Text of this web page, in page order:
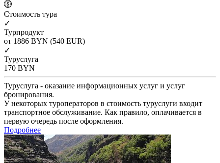
Cтоимость тура
✓
Турпродукт
от 1886 BYN (540 EUR)
✓
Туруслуга
170 BYN
Туруслуга - оказание информационных услуг и услуг
бронирования.
У некоторых туроператоров в стоимость туруслуги входит
транспортное обслуживание. Как правило, оплачивается в
первую очередь после оформления.
Подробнее